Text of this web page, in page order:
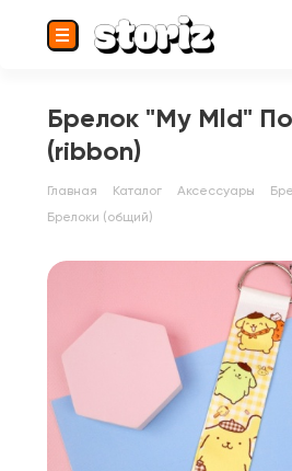
Брелок "My Mld"
(ribbon)
Главная Каталог Аксессуары
Брелоки (общий)